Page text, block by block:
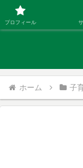
「ひと
ホーム 子
プロフィール